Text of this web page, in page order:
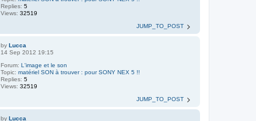
Replies:5
Views:32519
JUMP_TO_POST
byLucca
14 Sep 2012 19:15
Forum:L'image et le son
Topic:matériel SON à trouver : pour SONY NEX 5 !!
Replies:5
Views:32519
JUMP_TO_POST
byLucca